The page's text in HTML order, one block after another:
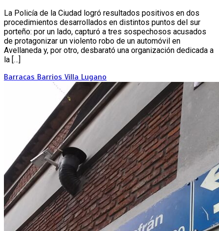
La Policía de la Ciudad logró resultados positivos en dos
procedimientos desarrollados en distintos puntos del sur
porteño: por un lado, capturó a tres sospechosos acusados
de protagonizar un violento robo de un automóvil en
Avellaneda y, por otro, desbarató una organización dedicada a
la […]
Barracas Barrios Villa Lugano